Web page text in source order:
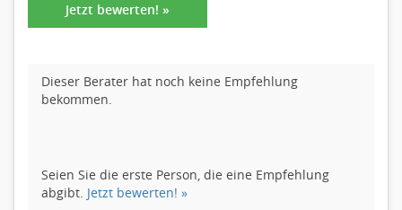
Jetzt bewerten! »
Dieser Berater hat noch keine Empfehlung
bekommen.
Seien Sie die erste Person, die eine Empfehlung
abgibt. Jetzt bewerten! »